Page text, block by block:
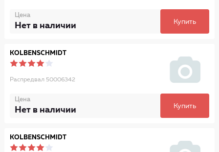
Цена
Нет в наличии Купить
KOLBENSCHMIDT
Распредвал 50006342
Цена
Нет в наличии Купить
KOLBENSCHMIDT